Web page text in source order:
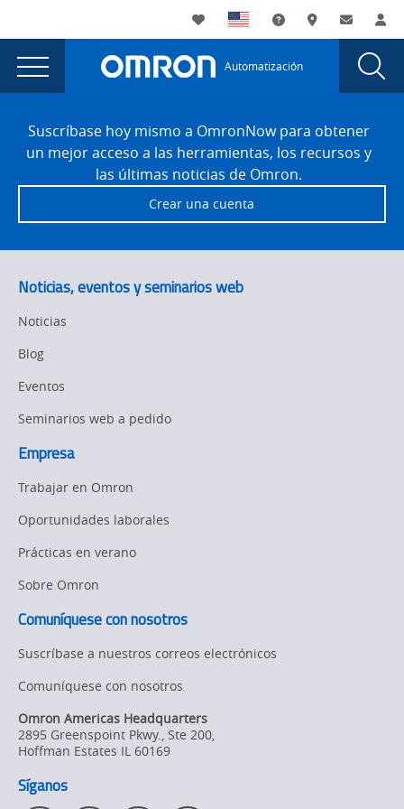
currently
viewing
the
Vision
Robotics
with
Kaman
Utility
Navigation
My List Soporte DóndeContacto
Main
Navigation
Automatización
Machine
Vision
and
Robotics
Workshop
with
Kaman
FooterSuscríbase hoy mismo a OmronNow para obtener
un mejor acceso a las herramientas, los recursos y
las últimas noticias de Omron.
Crear una cuenta
Noticias, eventos y seminarios web
Noticias
Blog
Eventos
Seminarios web a pedido
Empresa
Trabajar en Omron
Oportunidades laborales
Prácticas en verano
Sobre Omron
Comuníquese con nosotros
Suscríbase a nuestros correos electrónicos
Comuníquese con nosotros
Omron Americas Headquarters
2895 Greenspoint Pkwy., Ste 200,
Hoffman Estates IL 60169
Síganos